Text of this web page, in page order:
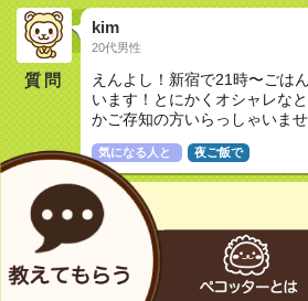
質問
kim
20代男性
えんよし！新宿で21時〜ごは
います！とにかくオシャレな
かご存知の方いらっしゃいま
気になる人と 夜ご飯で
マロン
30代女性
ニューヨークグリル (Newyork Grill &
テーキ) - Retty
https://retty.me/area/PRE13/ARE1/